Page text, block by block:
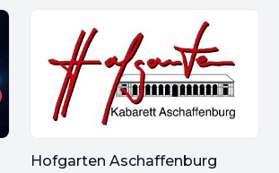
Hofgarten Aschaffenburg